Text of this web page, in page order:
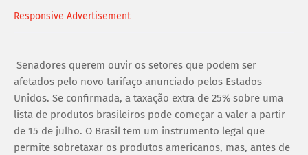
Responsive Advertisement
Senadores querem ouvir os setores que podem ser
afetados pelo novo tarifaço anunciado pelos Estados
Unidos. Se confirmada, a taxação extra de 25% sobre uma
lista de produtos brasileiros pode começar a valer a partir
de 15 de julho. O Brasil tem um instrumento legal que
permite sobretaxar os produtos americanos, mas, antes de